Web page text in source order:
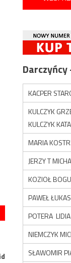
KACPER
KULCZYK
KULCZYK
MARIA
JERZY T
KOZIOŁ
PAWEŁ
POTERA
NIEMCZYK
SŁAWOMIR